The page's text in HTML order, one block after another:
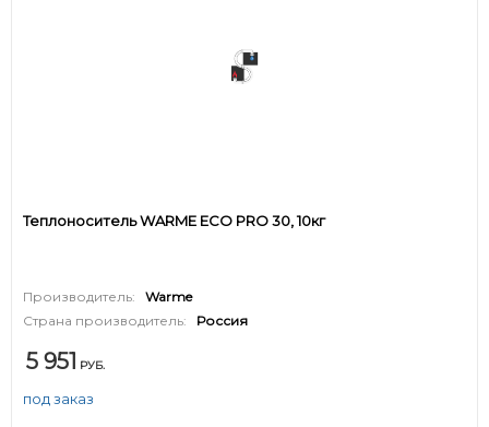
Теплоноситель WARME ECO PRO 30, 10кг
Производитель:
Warme
Страна производитель:
Россия
5 951 РУБ.
под заказ